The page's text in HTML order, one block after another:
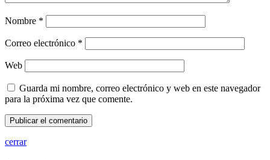
Nombre *
Correo electrónico *
Web
Guarda mi nombre, correo electrónico y web en este navegador
para la próxima vez que comente.
cerrar